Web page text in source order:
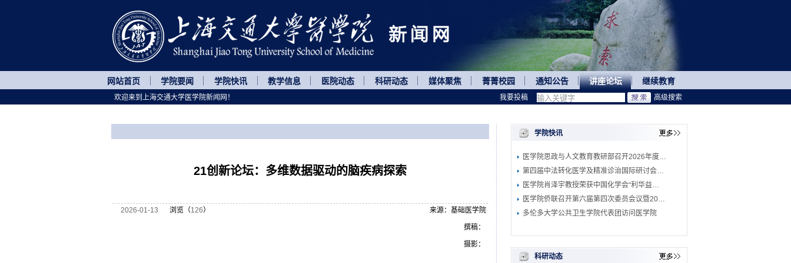
网站首页 学院要闻 学院快讯 教学信息 医院动态 科研动态 媒体聚焦 菁菁校园 通知公告 讲座论坛 继续教育
21创新论坛：多维数据驱动的脑疾病探索
2026-01-13 浏览（126） 来源：基础医学院
撰稿：
摄影：
高级搜索
学院快讯
医学院思政与人文教育教研部召开2026年度…
第四届中法转化医学及精准诊治国际研讨会…
医学院肖泽宇教授荣获中国化学会“利华益…
医学院侨联召开第六届第四次委员会议暨20…
多伦多大学公共卫生学院代表团访问医学院
科研动态
欢迎来到上海交通大学医学院新闻网！ 我要投稿